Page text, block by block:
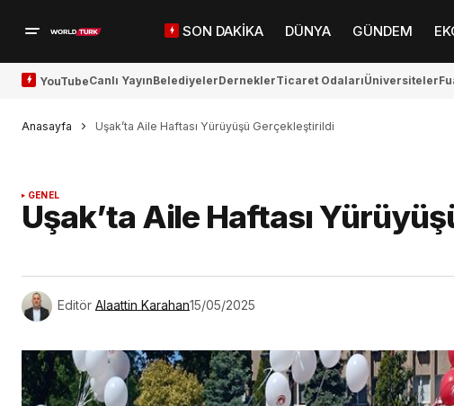
SON DAKİKA DÜNYA GÜNDEM
YouTubeCanlı YayınBelediyelerDerneklerTicaret OdalarıÜniversiteler
Anasayfa Uşak’ta Aile Haftası Yürüyüşü Gerçekleştirildi
GENEL
Uşak’ta Aile Haftası
Editör Alaattin Karahan15/05/2025